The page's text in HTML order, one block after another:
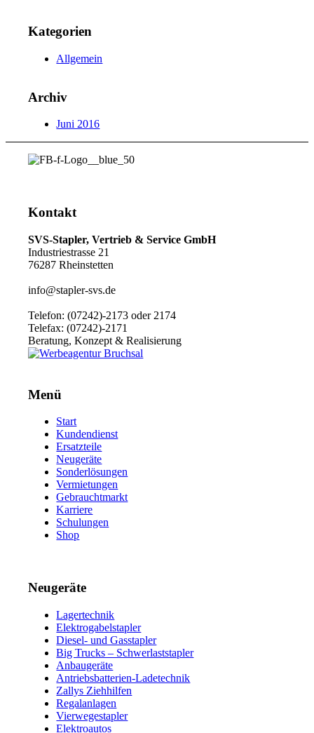
Kategorien
Allgemein
Archiv
Juni 2016
Kontakt
SVS-Stapler, Vertrieb & Service GmbH
Industriestrasse 21
76287 Rheinstetten
info@stapler-svs.de
Telefon: (07242)-2173 oder 2174
Telefax: (07242)-2171
Beratung, Konzept & Realisierung
Menü
Start
Kundendienst
Ersatzteile
Neugeräte
Sonderlösungen
Vermietungen
Gebrauchtmarkt
Karriere
Schulungen
Shop
Neugeräte
Lagertechnik
Elektrogabelstapler
Diesel- und Gasstapler
Big Trucks – Schwerlaststapler
Anbaugeräte
Antriebsbatterien-Ladetechnik
Zallys Ziehhilfen
Regalanlagen
Vierwegestapler
Elektroautos